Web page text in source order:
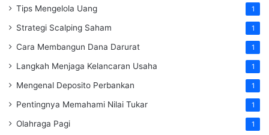
Tips Mengelola Uang 1
Strategi Scalping Saham 1
Cara Membangun Dana Darurat 1
Langkah Menjaga Kelancaran Usaha 1
Mengenal Deposito Perbankan 1
Pentingnya Memahami Nilai Tukar 1
Olahraga Pagi 1